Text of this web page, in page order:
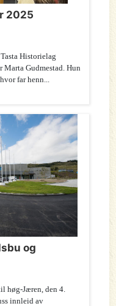
2025
Historielag
Marta Gudmestad. Hun
far henn...
og
høg-Jæren, den 4.
innleid av